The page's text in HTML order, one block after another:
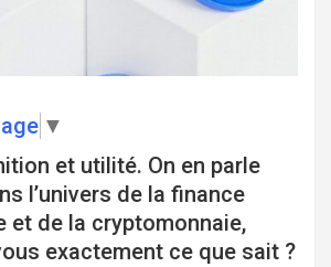
▼
et utilité. On en parle
l’univers de la finance
et de la cryptomonnaie,
exactement ce que sait ?